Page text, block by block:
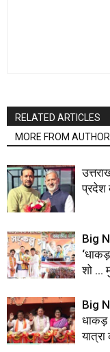
RELATED ARTICLES
MORE FROM AUTHOR
प्रदेश
Big
शो …
Big
धाकड़